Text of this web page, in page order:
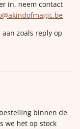
in, neem contact
zoals reply op
binnen de
we het op stock